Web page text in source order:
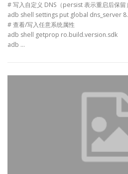
# 写入自定义 DNS（persist 表示重启后保留）
adb shell settings put global dns_server
# 查看/写入任意系统属性
adb shell getprop ro.build.version.sdk
adb …